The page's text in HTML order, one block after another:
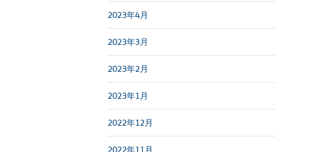
2023年4月
2023年3月
2023年2月
2023年1月
2022年12月
2022年11月